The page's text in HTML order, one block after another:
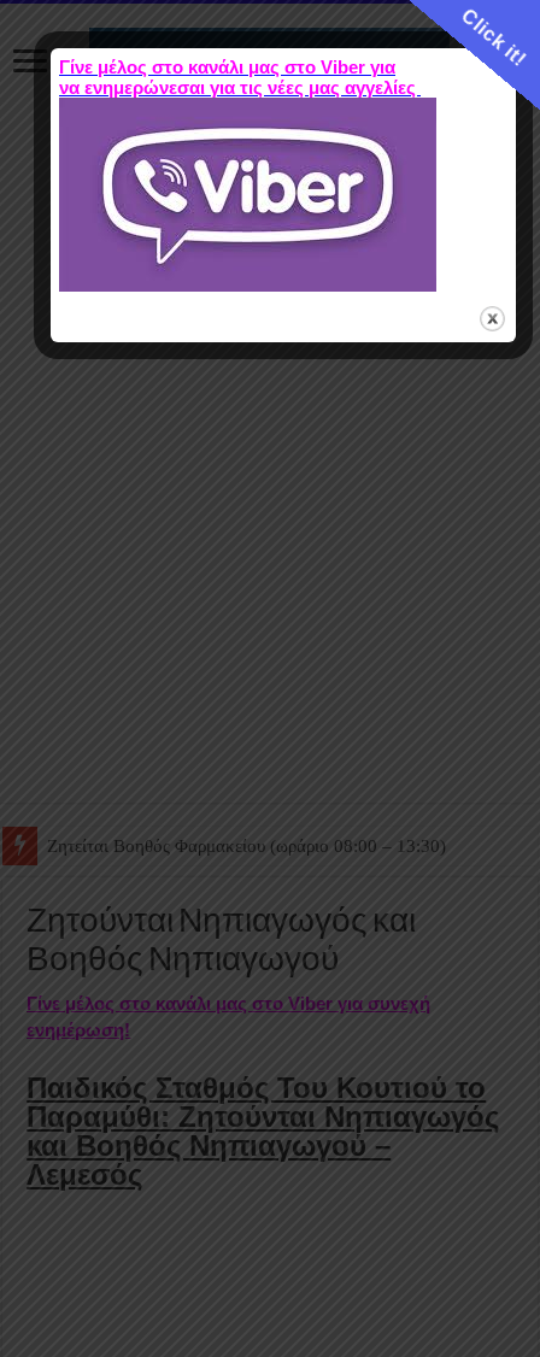
Ζητείται Βοηθός Θαλάμου
Ζητούνται Νηπιαγωγός και
Βοηθός Νηπιαγωγού
Γίνε μέλος στο κανάλι μας στο Viber για συνεχή
ενημέρωση!
Παιδικός Σταθμός Του Κουτιού το
Παραμύθι: Ζητούνται Νηπιαγωγός
και Βοηθός Νηπιαγωγού –
Λεμεσός
Click it!
Γίνε μέλος στο κανάλι μας στο Viber για
να ενημερώνεσαι για τις νέες μας αγγελίες